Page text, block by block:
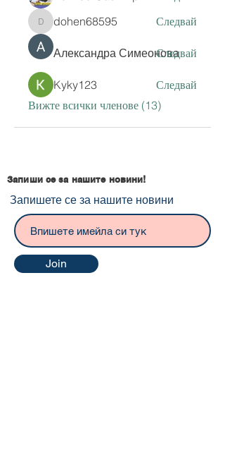
dohen68595
dohen68595 Следвай
Александра Симеонова
Следвай
Kyky123
Следвай
Вижте всички членове (13)
Запиши се за нашите новини!
Запишете се за нашите новини
Join